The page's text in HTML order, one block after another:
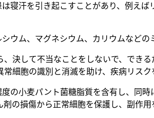
寝汗を引き起こすことがあり、例え
ウム、マグネシウム、カリウムなど
、決して不当なことをしないで、でき
細胞の識別と消滅を助け、疾病リスク
の小麦パント菌糖脂質を含有し、同
の損傷から正常細胞を保護し、副作